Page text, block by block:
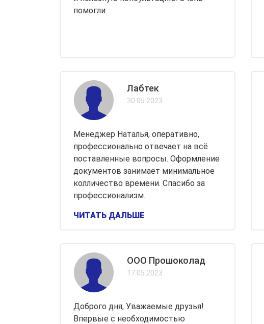
помогли
Лабтек
30.05.2023
Менеджер Наталья, оперативно,
профессионально отвечает на всё
поставленные вопросы. Оформление
документов занимает минимальное
колличество времени. Спасибо за
профессионализм.
ЧИТАТЬ ДАЛЬШЕ
ООО Прошоколад
17.05.2023
Доброго дня, Уважаемые друзья!
Впервые с необходимостью